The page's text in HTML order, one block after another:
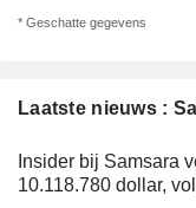
Laatste nieuws :
Insider bij Samsara
10.118.780 dollar,
* Geschatte gegevens